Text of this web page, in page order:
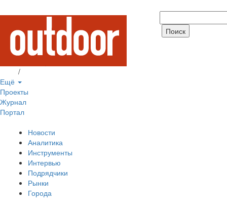
/
Ещё
Проекты
Журнал
Портал
Новости
Аналитика
Инструменты
Интервью
Подрядчики
Рынки
Города